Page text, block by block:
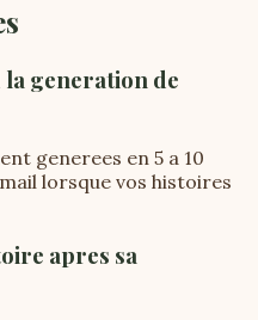
generation de
generees en 5 a 10
lorsque vos histoires
apres sa